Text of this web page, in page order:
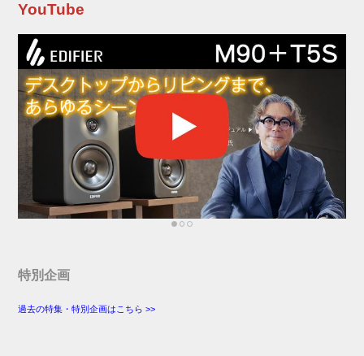
YouTube
特別企画
過去の特集・特別企画はこちら >>